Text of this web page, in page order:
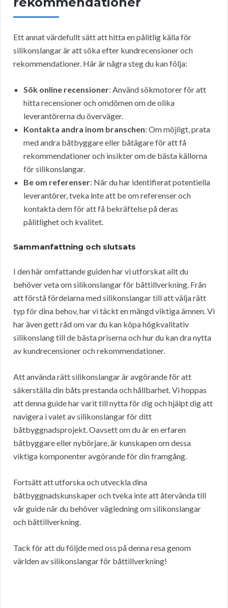
Ett annat värdefullt sätt att hitta en pålitlig källa för
silikonslangar är att söka efter kundrecensioner och
rekommendationer. Här är några steg du kan följa:
Sök online recensioner: Använd sökmotorer för att
hitta recensioner och omdömen om de olika
leverantörerna du överväger.
Kontakta andra inom branschen: Om möjligt, prata
med andra båtbyggare eller båtägare för att få
rekommendationer och insikter om de bästa källorna
för silikonslangar.
Be om referenser: När du har identifierat potentiella
leverantörer, tveka inte att be om referenser och
kontakta dem för att få bekräftelse på deras
pålitlighet och kvalitet.
Sammanfattning och slutsats
I den här omfattande guiden har vi utforskat allt du
behöver veta om silikonslangar för båttillverkning. Från
att förstå fördelarna med silikonslangar till att välja rätt
typ för dina behov, har vi täckt en mängd viktiga ämnen. Vi
har även gett råd om var du kan köpa högkvalitativ
silikonslang till de bästa priserna och hur du kan dra nytta
av kundrecensioner och rekommendationer.
Att använda rätt silikonslangar är avgörande för att
säkerställa din båts prestanda och hållbarhet. Vi hoppas
att denna guide har varit till nytta för dig och hjälpt dig att
navigera i valet av silikonslangar för ditt
båtbyggnadsprojekt. Oavsett om du är en erfaren
båtbyggare eller nybörjare, är kunskapen om dessa
viktiga komponenter avgörande för din framgång.
Fortsätt att utforska och utveckla dina
båtbyggnadskunskaper och tveka inte att återvända till
vår guide när du behöver vägledning om silikonslangar
och båttillverkning.
Tack för att du följde med oss på denna resa genom
världen av silikonslangar för båttillverkning!